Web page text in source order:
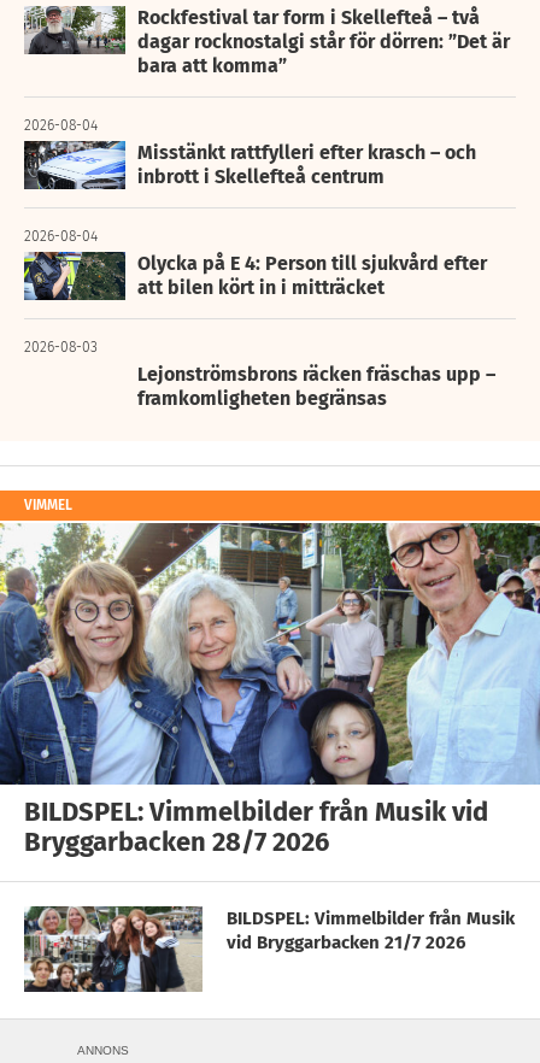
Rockfestival tar form i Skellefteå – två
dagar rocknostalgi står för dörren: ”Det är
bara att komma”
2026-08-04
Misstänkt rattfylleri efter krasch – och
inbrott i Skellefteå centrum
2026-08-04
Olycka på E 4: Person till sjukvård efter
att bilen kört in i mitträcket
2026-08-03
Lejonströmsbrons räcken fräschas upp –
framkomligheten begränsas
VIMMEL
BILDSPEL: Vimmelbilder från Musik vid
Bryggarbacken 28/7 2026
BILDSPEL: Vimmelbilder från Musik
vid Bryggarbacken 21/7 2026
ANNONS